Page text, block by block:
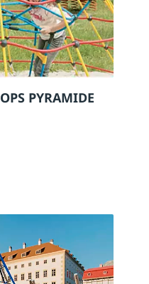
PYRAMIDE